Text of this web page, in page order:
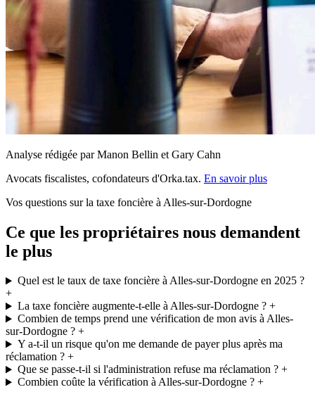
Analyse rédigée par Manon Bellin et Gary Cahn
Avocats fiscalistes, cofondateurs d'Orka.tax. En savoir plus
Vos questions sur la taxe foncière à Alles-sur-Dordogne
Ce que les propriétaires nous demandent
le plus
Quel est le taux de taxe foncière à Alles-sur-Dordogne en 2025 ?
+
La taxe foncière augmente-t-elle à Alles-sur-Dordogne ?+
Combien de temps prend une vérification de mon avis à Alles-
sur-Dordogne ? +
Y a-t-il un risque qu'on me demande de payer plus après ma
réclamation ? +
Que se passe-t-il si l'administration refuse ma réclamation ?+
Combien coûte la vérification à Alles-sur-Dordogne ?+